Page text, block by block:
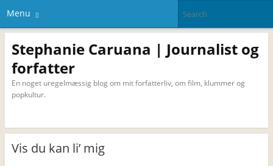
Menu
Stephanie Caruana | Journalist og
forfatter
En noget uregelmæssig blog om mit forfatterliv, om film, klummer og
popkultur.
Vis du kan li’ mig